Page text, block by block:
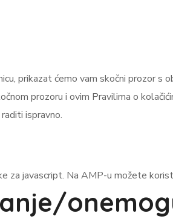
prikazat ćemo vam skočni prozor s
prozoru i ovim Pravilima o
ispravno.
za javascript. Na AMP-u možete